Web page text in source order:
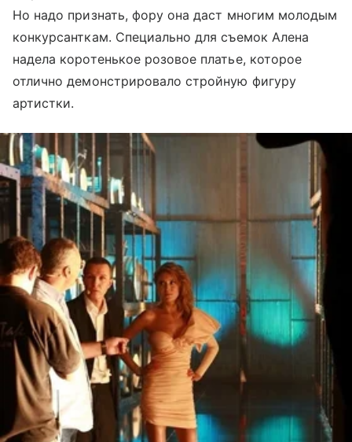
Но надо признать, фору она даст многим молодым
конкурсанткам. Специально для съемок Алена
надела коротенькое розовое платье, которое
отлично демонстрировало стройную фигуру
артистки.